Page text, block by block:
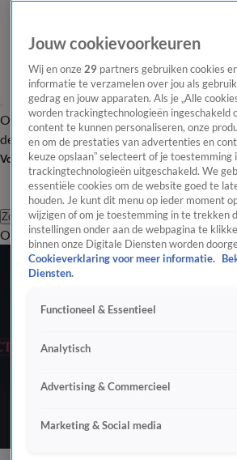
OverzichtAfleveringen Entertainment
de redactieNieuwsbrief
Volg Shownieuws
Zoeken
OverzichtEntertainmentSpraakmakend
Jouw cookievoorkeuren
Wij en onze 29 partners gebruiken cookies
informatie te verzamelen over jou als
gedrag en jouw apparaten. Als je „Alle
worden trackingtechnologieën ingeschakeld
content te kunnen personaliseren, onze
en om de prestaties van advertenties en
keuze opslaan” selecteert of je
trackingtechnologieën uitgeschakeld. We
essentiële cookies om de website goed te
houden. Je kunt dit menu op ieder moment
wijzigen of om je toestemming in te trekken
instellingen onder aan de webpagina te
binnen onze Digitale Diensten worden
Cookieverklaring voor meer informatie.
Diensten.
Functioneel & Essentieel
Analytisch
Advertising & Commercieel
Marketing & Social media